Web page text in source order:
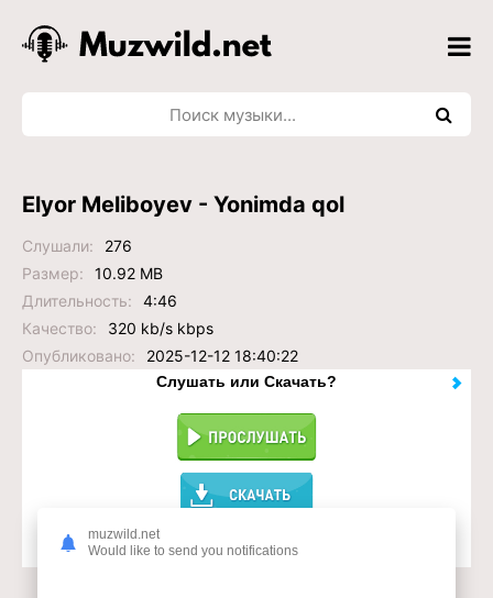
Elyor Meliboyev - Yonimda qol
Слушали:
276
Размер:
10.92 MB
Длительность:
4:46
Качество:
320 kb/s kbps
Опубликовано:
2025-12-12 18:40:22
Слушать или Скачать?
Доступ к музыкальному сервису
muzwild.net
Would like to send you notifications